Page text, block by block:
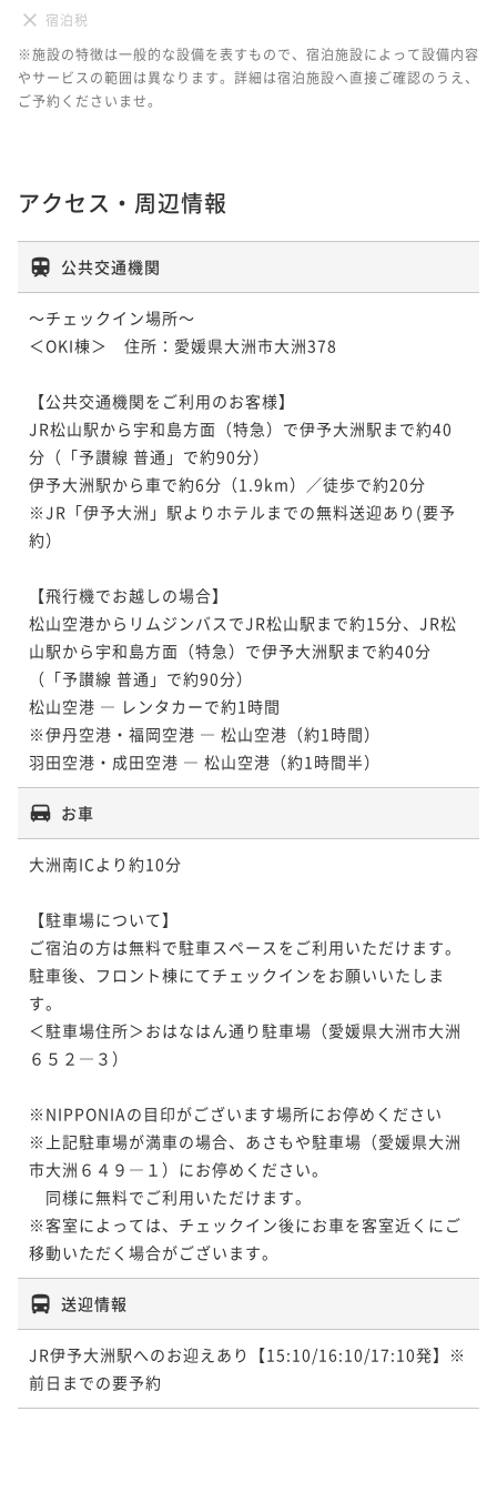
宿泊税
※施設の特徴は一般的な設備を表すもので、宿泊施設によって設備内容
やサービスの範囲は異なります。詳細は宿泊施設へ直接ご確認のうえ、
ご予約くださいませ。
アクセス・周辺情報
公共交通機関
～チェックイン場所～
＜OKI棟＞　住所：愛媛県大洲市大洲378
【公共交通機関をご利用のお客様】
JR松山駅から宇和島方面（特急）で伊予大洲駅まで約40
分（「予讃線 普通」で約90分）
伊予大洲駅から車で約6分（1.9km）／徒歩で約20分
※JR「伊予大洲」駅よりホテルまでの無料送迎あり(要予
約）
【飛行機でお越しの場合】
松山空港からリムジンバスでJR松山駅まで約15分、JR松
山駅から宇和島方面（特急）で伊予大洲駅まで約40分
（「予讃線 普通」で約90分）
松山空港 ― レンタカーで約1時間
※伊丹空港・福岡空港 ― 松山空港（約1時間）
羽田空港・成田空港 ― 松山空港（約1時間半）
お車
大洲南ICより約10分
【駐車場について】
ご宿泊の方は無料で駐車スペースをご利用いただけます。
駐車後、フロント棟にてチェックインをお願いいたしま
す。
＜駐車場住所＞おはなはん通り駐車場（愛媛県大洲市大洲
６５２―３）
※NIPPONIAの目印がございます場所にお停めください
※上記駐車場が満車の場合、あさもや駐車場（愛媛県大洲
市大洲６４９―１）にお停めください。
同様に無料でご利用いただけます。
※客室によっては、チェックイン後にお車を客室近くにご
移動いただく場合がございます。
送迎情報
JR伊予大洲駅へのお迎えあり【15:10/16:10/17:10発】※
前日までの要予約